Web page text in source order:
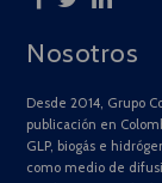
Nosotros
Desde 2014, Grupo
publicación en
GLP, biogás e
como medio de